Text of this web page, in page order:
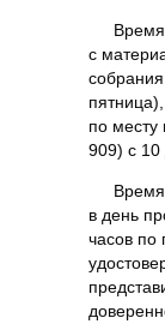
с
по
909) с 10
Время
в день
часов по